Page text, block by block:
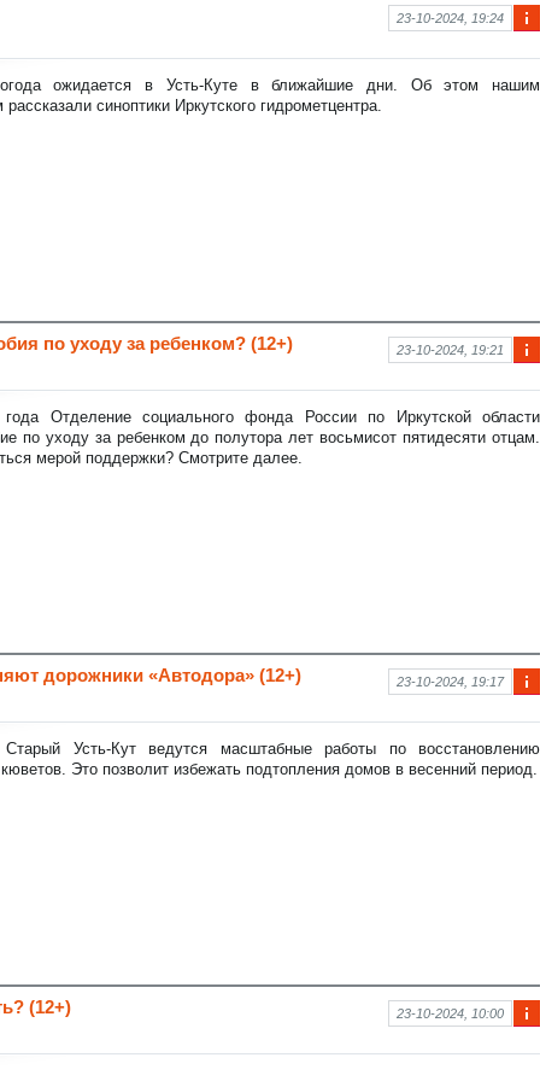
фо
аци
23-10-2024, 19:24
ожидается в Усть-Куте в ближайшие дни. Об этом нашим
синоптики Иркутского гидрометцентра.
фо
аци
я к
23-10-2024, 19:21
по уходу за ребенком? (12+)
Отделение социального фонда России по Иркутской области
по уходу за ребенком до полутора лет восьмисот пятидесяти отцам.
мерой поддержки? Смотрите далее.
фо
аци
я к
23-10-2024, 19:17
дорожники «Автодора» (12+)
Усть-Кут ведутся масштабные работы по восстановлению
Это позволит избежать подтопления домов в весенний период.
фо
23-10-2024, 10:00
(12+)